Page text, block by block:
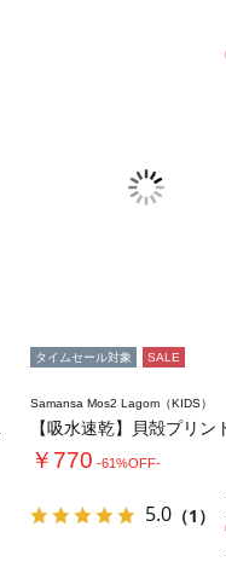
タイムセール対象 SALE
Samansa Mos2 Lagom（KIDS）
￥770 -61%OFF-
5.0 （1）
お気に入り